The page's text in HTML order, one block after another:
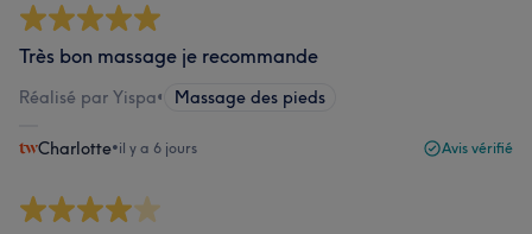
Très bon massage je recommande
Réalisé par Yispa• Massage des pieds
Charlotte•il y a 6 jours Avis vérifié